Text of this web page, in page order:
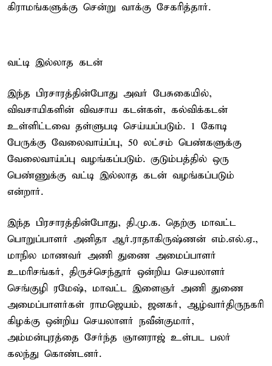
கிராமங்களுக்கு சென்று வாக்கு சேகரித்தார்.
வட்டி இல்லாத கடன்
இந்த பிரசாரத்தின்போது அவர் பேசுகையில்,
விவசாயிகளின் விவசாய கடன்கள், கல்விக்கடன்
உள்ளிட்டவை தள்ளுபடி செய்யப்படும். 1 கோடி
பேருக்கு வேலைவாய்ப்பு, 50 லட்சம் பெண்களுக்கு
வேலைவாய்ப்பு வழங்கப்படும். குடும்பத்தில் ஒரு
பெண்ணுக்கு வட்டி இல்லாத கடன் வழங்கப்படும்
என்றார்.
இந்த பிரசாரத்தின்போது, தி.மு.க. தெற்கு மாவட்ட
பொறுப்பாளர் அனிதா ஆர்.ராதாகிருஷ்ணன் எம்.எல்.ஏ.,
மாநில மாணவர் அணி துணை அமைப்பாளர்
உமரிசங்கர், திருச்செந்தூர் ஒன்றிய செயலாளர்
செங்குழி ரமேஷ், மாவட்ட இளைஞர் அணி துணை
அமைப்பாளர்கள் ராமஜெயம், ஜனகர், ஆழ்வார்திருநகரி
கிழக்கு ஒன்றிய செயலாளர் நவீன்குமார்,
அம்மன்புரத்தை சேர்ந்த ஞானராஜ் உள்பட பலர்
கலந்து கொண்டனர்.